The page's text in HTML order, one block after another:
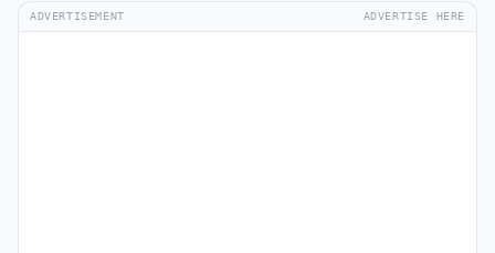
ADVERTISEMENT ADVERTISE HERE